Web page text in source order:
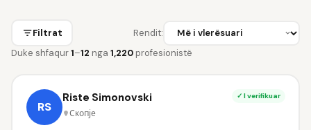
Filtrat
Duke shfaqur1–12 nga 1,220 profesionistë
Rendit:
RS
Riste Simonovski
Скопје
✓ I verifikuar